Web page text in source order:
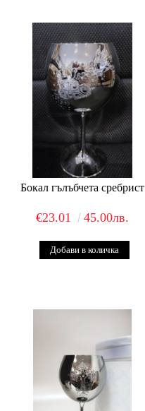
Бокал гълъбчета сребрист
€23.01 45.00лв.